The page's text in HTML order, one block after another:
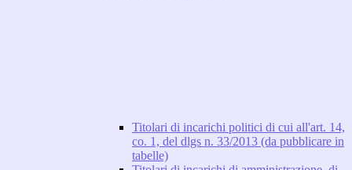
Titolari di incarichi politici di cui all'art. 14,
co. 1, del dlgs n. 33/2013 (da pubblicare in
tabelle)